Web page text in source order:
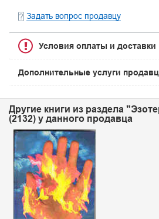
Задать вопрос продавцу
Условия оплаты и доставки
Дополнительные услуги
Другие книги из раздела
(2132) у данного продавца